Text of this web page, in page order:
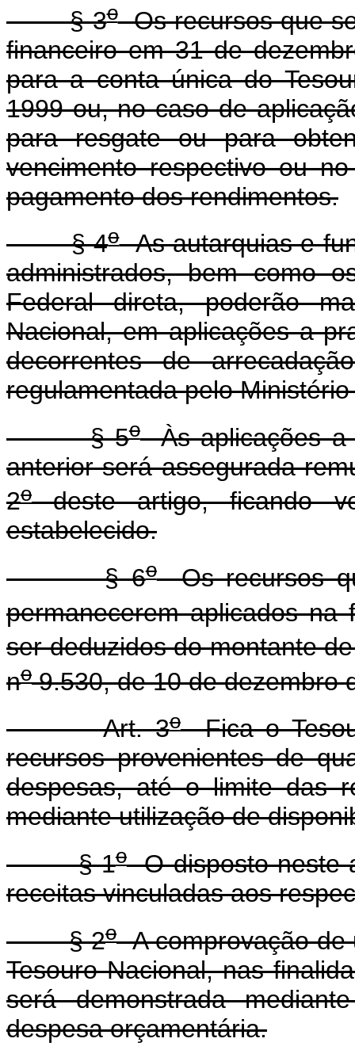
§ 3oOs recursos que
financeiro em 31 de
para a conta única do
1999 ou, no caso de
para resgate ou para
vencimento respectivo ou
pagamento dos rendimentos.
§ 4oAs autarquias e
administrados, bem como
Federal direta, poderão
Nacional, em aplicações a
decorrentes de
regulamentada pelo
§ 5oÀs aplicações a
anterior será assegurada
2odeste artigo, ficando
estabelecido.
§ 6oOs recursos
permanecerem aplicados na
ser deduzidos do montante
no9.530, de 10 de dezembro
Art. 3oFica o
recursos provenientes de
despesas, até o limite das
mediante utilização de
§ 1oO disposto neste
receitas vinculadas aos
§ 2oA comprovação de
Tesouro Nacional, nas
será demonstrada
despesa orçamentária.